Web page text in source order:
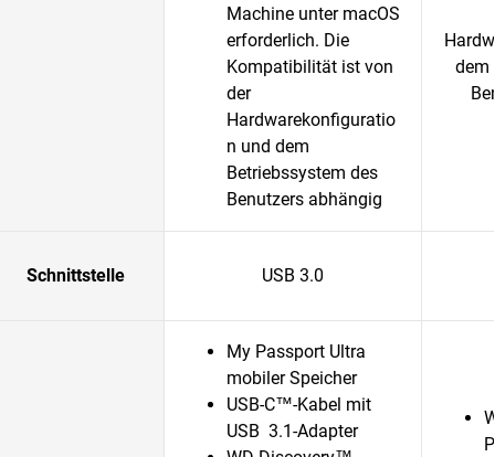
Machine unter macOS
erforderlich. Die
Kompatibilität ist von
der
Hardwarekonfiguratio
n und dem
Betriebssystem des
Benutzers abhängig
dem
Schnittstelle USB 3.0
My Passport Ultra
mobiler Speicher
USB-C™-Kabel mit
USB 3.1-Adapter